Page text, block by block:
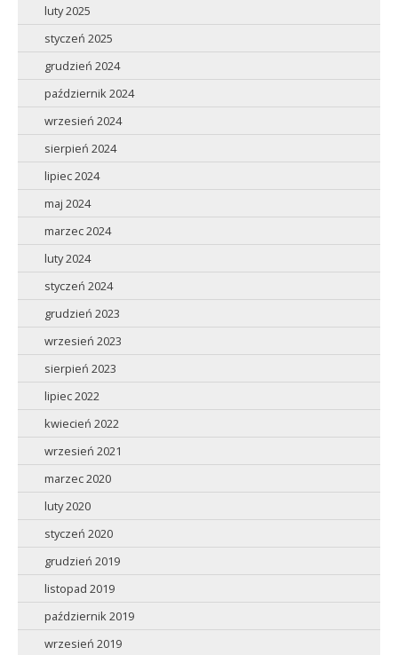
luty 2025
styczeń 2025
grudzień 2024
październik 2024
wrzesień 2024
sierpień 2024
lipiec 2024
maj 2024
marzec 2024
luty 2024
styczeń 2024
grudzień 2023
wrzesień 2023
sierpień 2023
lipiec 2022
kwiecień 2022
wrzesień 2021
marzec 2020
luty 2020
styczeń 2020
grudzień 2019
listopad 2019
październik 2019
wrzesień 2019